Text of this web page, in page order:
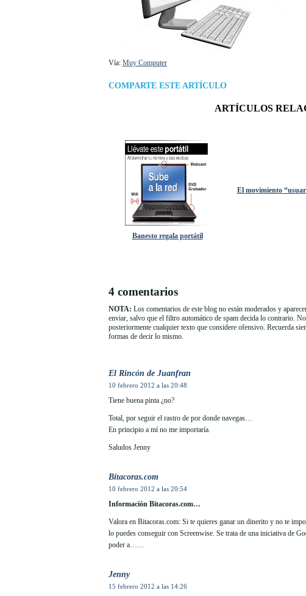
Vía: Muy Computer
COMPARTE ESTE ARTÍCULO
ARTÍCULOS
Banesto regala portátil
El movimiento
4 comentarios
NOTA: Los comentarios de este blog no están moderados y
enviar, salvo que el filtro automático de spam decida lo contrario.
posteriormente cualquier texto que considere ofensivo. Recuerda
formas de decir lo mismo.
El Rincón de Juanfran
10 febrero 2012 a las 20:48
Tiene buena pinta ¿no?
Total, por seguir el rastro de por donde navegas…
En principio a mí no me importaría.
Saludos Jenny
Bitacoras.com
10 febrero 2012 a las 20:54
Información Bitacoras.com…
Valora en Bitacoras.com: Si te quieres ganar un dinerito y no te
lo puedes conseguir con Screenwise. Se trata de una iniciativa de
poder a……
Jenny
15 febrero 2012 a las 14:26